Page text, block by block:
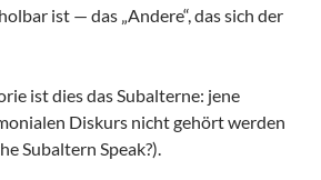
ist — das „Andere“, das sich der
ist dies das Subalterne: jene
Diskurs nicht gehört werden
Subaltern Speak?).